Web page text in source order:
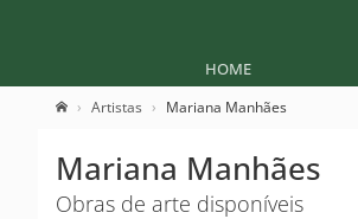
HOME
Artistas Mariana Manhães
Mariana Manhães
Obras de arte disponíveis